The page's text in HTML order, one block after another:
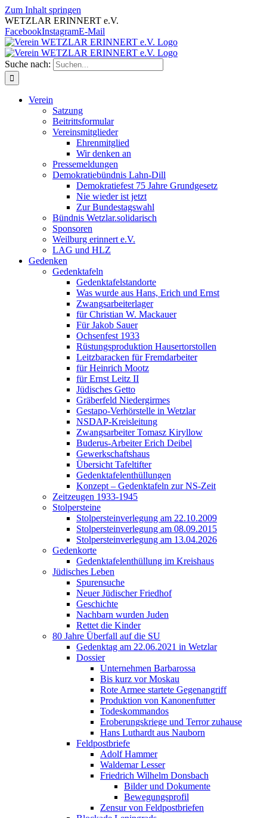
Zum Inhalt springen
WETZLAR ERINNERT e.V.
FacebookInstagramE-Mail
Suche nach:
Verein
Satzung
Beitrittsformular
Vereinsmitglieder
Ehrenmitglied
Wir denken an
Pressemeldungen
Demokratiebündnis Lahn-Dill
Demokratiefest 75 Jahre Grundgesetz
Nie wieder ist jetzt
Zur Bundestagswahl
Bündnis Wetzlar.solidarisch
Sponsoren
Weilburg erinnert e.V.
LAG und HLZ
Gedenken
Gedenktafeln
Gedenktafelstandorte
Was wurde aus Hans, Erich und Ernst
Zwangsarbeiterlager
für Christian W. Mackauer
Für Jakob Sauer
Ochsenfest 1933
Rüstungsproduktion Hausertorstollen
Leitzbaracken für Fremdarbeiter
für Heinrich Mootz
für Ernst Leitz II
Jüdisches Getto
Gräberfeld Niedergirmes
Gestapo-Verhörstelle in Wetzlar
NSDAP-Kreisleitung
Zwangsarbeiter Tomasz Kiryllow
Buderus-Arbeiter Erich Deibel
Gewerkschaftshaus
Übersicht Tafeltifter
Gedenktafelenthüllungen
Konzept – Gedenktafeln zur NS-Zeit
Zeitzeugen 1933-1945
Stolpersteine
Stolpersteinverlegung am 22.10.2009
Stolpersteinverlegung am 08.09.2015
Stolpersteinverlegung am 13.04.2026
Gedenkorte
Gedenktafelenthüllung im Kreishaus
Jüdisches Leben
Spurensuche
Neuer Jüdischer Friedhof
Geschichte
Nachbarn wurden Juden
Rettet die Kinder
80 Jahre Überfall auf die SU
Gedenktag am 22.06.2021 in Wetzlar
Dossier
Unternehmen Barbarossa
Bis kurz vor Moskau
Rote Armee startete Gegenangriff
Produktion von Kanonenfutter
Todeskommandos
Eroberungskriege und Terror zuhause
Hans Luthardt aus Nauborn
Feldpostbriefe
Adolf Hammer
Waldemar Lesser
Friedrich Wilhelm Donsbach
Bilder und Dokumente
Bewegungsprofil
Zensur von Feldpostbriefen